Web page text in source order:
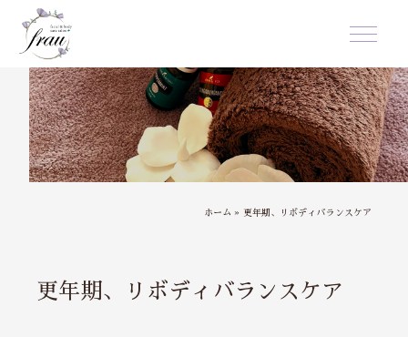
ホーム » 更年期、リボディバランスケア
更年期、リボディバランスケア